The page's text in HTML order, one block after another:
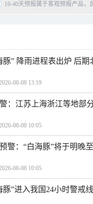
16-40天预报属于客观预报产品
豚” 降雨进程表出炉 后
08-08 13:19
：江苏上海浙江等地部
08-08 10:05
警：“白海豚”将于明晚
08-08 10:05
豚”进入我国24小时警戒